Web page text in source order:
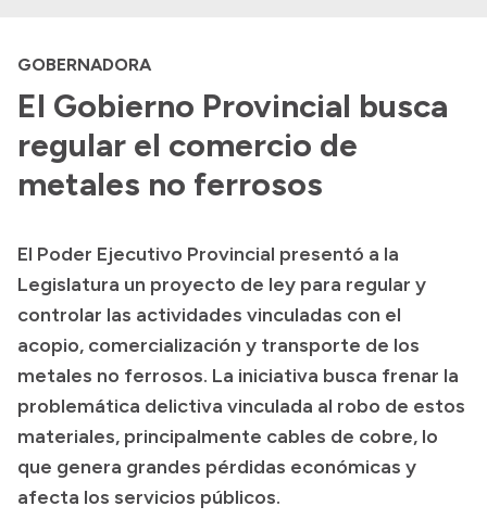
Autoridades
Delegaciones
Normativa
Presupuesto
Boletín Oficial
Compras y licitaciones
Consulta de expedientes
Consulta de pago a proveedores
Convocatorias
Intranet
GOBERNADORA
El Gobierno Provincial busca
regular el comercio de
metales no ferrosos
El Poder Ejecutivo Provincial presentó a la
Legislatura un proyecto de ley para regular y
controlar las actividades vinculadas con el
acopio, comercialización y transporte de los
metales no ferrosos. La iniciativa busca frenar la
problemática delictiva vinculada al robo de estos
materiales, principalmente cables de cobre, lo
que genera grandes pérdidas económicas y
afecta los servicios públicos.